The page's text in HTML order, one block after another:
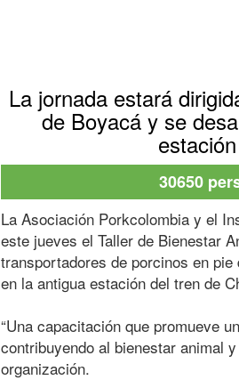
La jornada estará
de Boyacá y se
30650
La Asociación Porkcolombia y el
este jueves el Taller de Bienestar
transportadores de porcinos en
en la antigua estación del tren de
“Una capacitación que promueve
contribuyendo al bienestar animal
organización.